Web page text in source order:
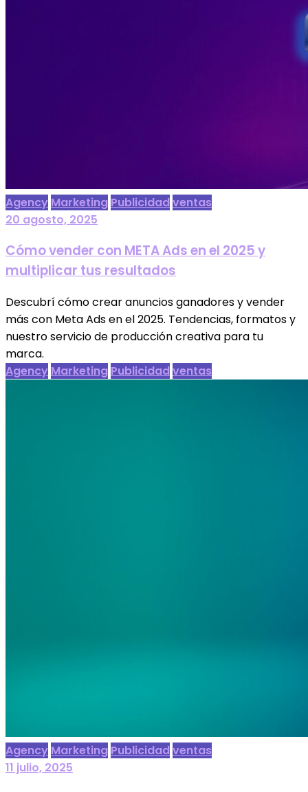
Agency Marketing Publicidadventas
20 agosto, 2025
Cómo vender con META Ads en el 2025 y
multiplicar tus resultados
Descubrí cómo crear anuncios ganadores y vender
más con Meta Ads en el 2025. Tendencias, formatos y
nuestro servicio de producción creativa para tu
marca.
Agency Marketing Publicidadventas
Agency Marketing Publicidadventas
11 julio, 2025